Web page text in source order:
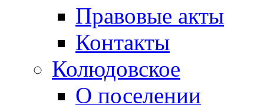
Правовые акты
Контакты
Колюдовское
О поселении